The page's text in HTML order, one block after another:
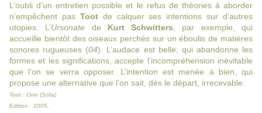
L’oubli d’un entretien possible et le refus de théories à aborder
n’empêchent pas Tootde calquer ses intentions sur d’autres
utopies. L’Ursonate de Kurt Schwitters , par exemple, qui
accueille bientôt des oiseaux perchés sur un éboulis de matières
sonores rugueuses (04). L’audace est belle, qui abandonne les
formes et les significations, accepte l’incompréhension inévitable
que l’on se verra opposer. L’intention est menée à bien, qui
propose une alternative que l’on sait, dès le départ, irrecevable.
Toot : One (Sofa)
Edition : 2005.